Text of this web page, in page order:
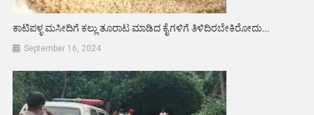
ಕಾಟಿಪಳ್ಳ ಮಸೀದಿಗೆ ಕಲ್ಲು ತೂರಾಟ ಮಾಡಿದ ಕೈಗಳಿಗೆ ತಿಳಿದಿರಬೇಕಿರೋದು…
September 16, 2024